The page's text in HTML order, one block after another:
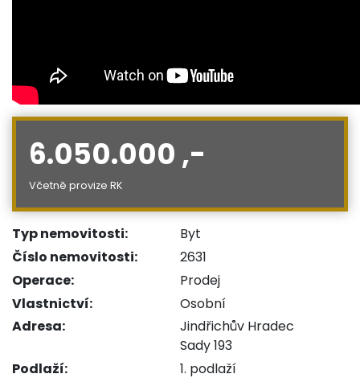
6.050.000 ,-
Včetně provize RK
Typ nemovitosti:
Byt
Číslo nemovitosti:
2631
Operace:
Prodej
Vlastnictví:
Osobní
Adresa:
Jindřichův Hradec
Sady 193
Podlaží:
1. podlaží